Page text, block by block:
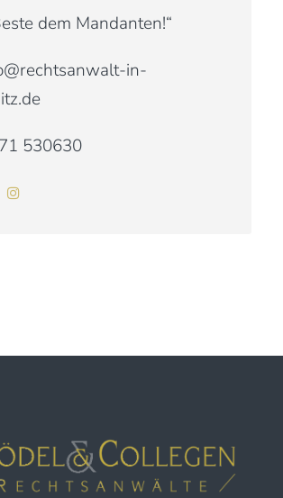
dem Mandanten!“
in-
530630